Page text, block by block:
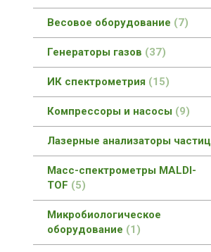
Весовое оборудование 7
Генераторы газов 37
ИК спектрометрия 15
Компрессоры и насосы 9
Лазерные анализаторы частиц
Масс-спектрометры MALDI-
TOF
5
Микробиологическое
оборудование
1